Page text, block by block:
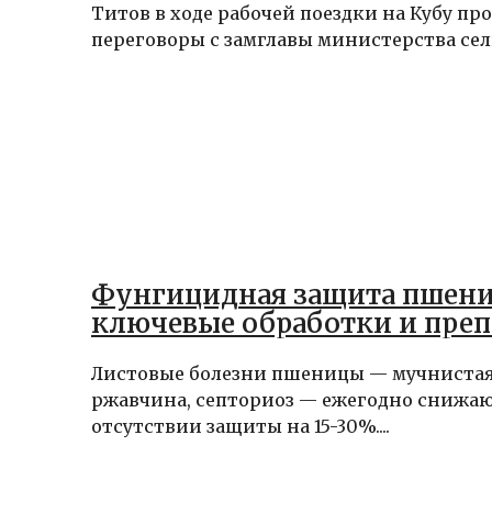
Титов в ходе рабочей поездки на Кубу
переговоры с замглавы министерства
Фунгицидная защита
ключевые обработки и
Листовые болезни пшеницы — мучнистая
ржавчина, септориоз — ежегодно
отсутствии защиты на 15-30%....